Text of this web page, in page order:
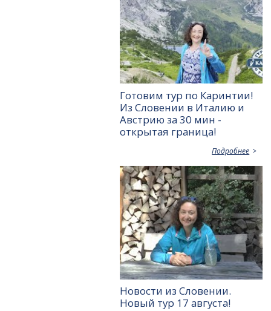
Готовим тур по Каринтии!
Из Словении в Италию и
Австрию за 30 мин -
открытая граница!
Подробнее
Новости из Словении.
Новый тур 17 августа!